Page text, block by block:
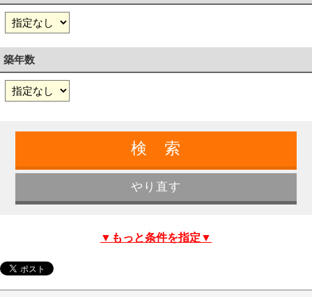
築年数
▼もっと条件を指定▼